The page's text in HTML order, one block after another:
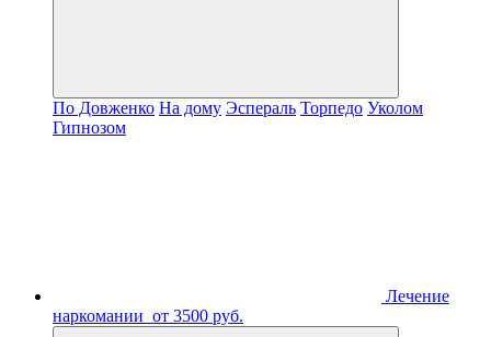
По Довженко На дому Эспераль Торпедо Уколом
Гипнозом
Лечение
наркомании от 3500 руб.